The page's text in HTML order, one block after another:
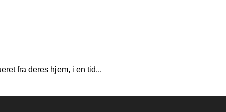
fra deres hjem, i en tid...